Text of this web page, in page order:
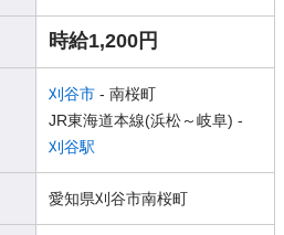
時給1,200円
刈谷市 - 南桜町
JR東海道本線(浜松～岐阜) -
刈谷駅
愛知県刈谷市南桜町